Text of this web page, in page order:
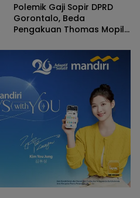
Polemik Gaji Sopir DPRD
Gorontalo, Beda
Pengakuan Thomas Mopili
Membingungkan